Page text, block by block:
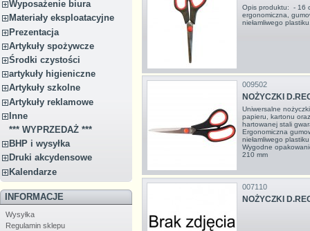
Wyposażenie biura
Materiały eksploatacyjne
Prezentacja
Artykuły spożywcze
Środki czystości
artykuły higieniczne
Artykuły szkolne
Artykuły reklamowe
Inne
*** WYPRZEDAŻ ***
BHP i wysyłka
Druki akcydensowe
Kalendarze
INFORMACJE
Wysyłka
Regulamin sklepu
Opis produktu: - 16
ergonomiczna,
niełamliwego
009502
NOŻYCZKI
Uniwersalne
papieru, kartonu
hartowanej stali
Ergonomiczna
niełamliwego
Wygodne
210 mm
007110
NOŻYCZKI